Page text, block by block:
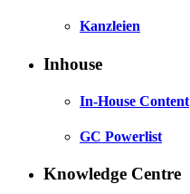
Kanzleien
Inhouse
In-House Content
GC Powerlist
Knowledge Centre